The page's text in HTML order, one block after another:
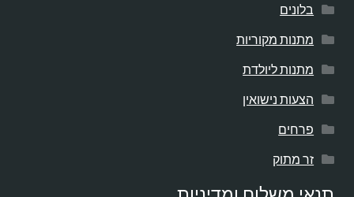
בלונים
מתנות מקוריות
מתנות ליולדת
הצעות נישואין
פרחים
זר מתוק